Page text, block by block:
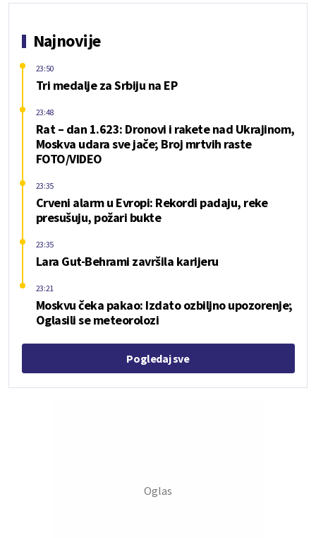
Najnovije
Tri medalje za Srbiju na EP
23:50
Rat – dan 1.623: Dronovi i rakete nad Ukrajinom,
Moskva udara sve jače; Broj mrtvih raste
FOTO/VIDEO
23:48
Crveni alarm u Evropi: Rekordi padaju, reke
presušuju, požari bukte
23:35
Lara Gut-Behrami završila karijeru
23:35
Moskvu čeka pakao: Izdato ozbiljno upozorenje;
Oglasili se meteorolozi
23:21
Pogledaj sve